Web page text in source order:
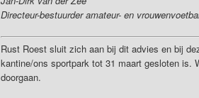
Directeur-bestuurder amateur- en
Rust Roest sluit zich aan bij dit advies en bij
kantine/ons sportpark tot 31 maart gesloten is.
doorgaan.